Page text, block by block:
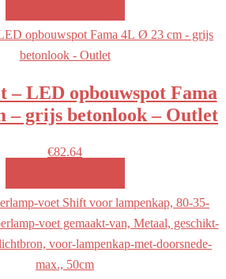
– LED opbouwspot Fama
– grijs betonlook – Outlet
€82.64